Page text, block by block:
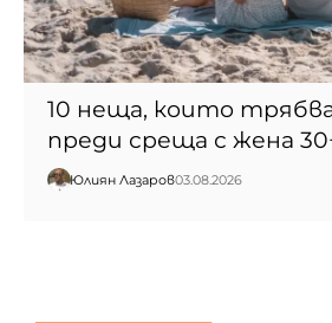
10 неща, които
преди среща с жена
Юлиян Лазаров03.08.2026